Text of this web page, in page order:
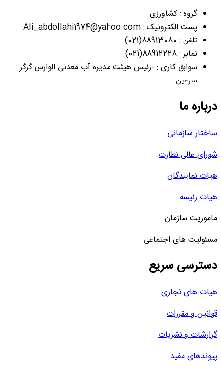
گروه : کشاورزی
پست الکترونیک : Ali_abdollahi1974@yahoo.com
تلفن : 88913080(021)
نمابر : 88912228(021)
سوابق کاری : -رئیس هیئت مدیره آب معدنی الوارس گرگر
سرعین
درباره ما
ساختار سازمانی
شورای عالی نظارت
هیات نمایندگان
هیات رئیسه
ماموریت سازمان
مسئولیت های اجتماعی
دسترسی سریع
هیات های تجاری
قوانین و مقررات
گزارشات و نشریات
پیوندهای مفید